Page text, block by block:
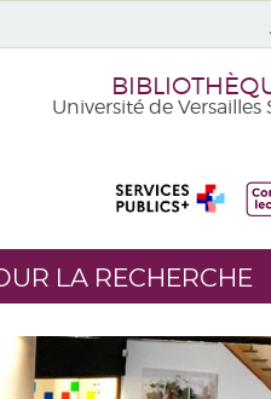
Université de
LA RECHERCHE